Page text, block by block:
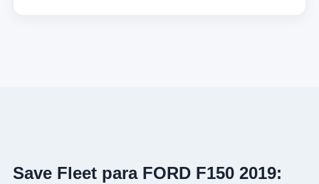
Save Fleet para FORD F150 2019: